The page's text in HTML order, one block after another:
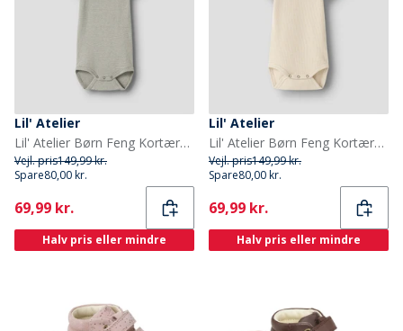
Lil' Atelier
Lil' Atelier Børn Feng Kortærmet Babybody Overland Trek
Vejl. pris149,99 kr.
Spare80,00 kr.
Current
69,99 kr.
Halv pris eller mindre
Lil' Atelier
Lil' Atelier Børn Feng Kortærmet Babybody Oxford Tan
Vejl. pris149,99 kr.
Spare80,00 kr.
Current
69,99 kr.
Halv pris eller mindre